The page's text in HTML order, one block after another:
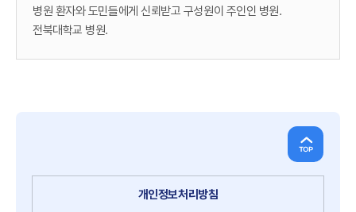
병원 환자와 도민들에게 신뢰받고 구성원이 주인인 병원.
전북대학교 병원.
전북권역응급의료센터 지정, 2010년 국내 최초 가상수술시스템
개발, 2016년 의료기기중개임상시험지원센터 개소, 2021년
의료데이터중심병원 선정 등, 2022년 4차 산업쳑명 스마트
혁신형미래의료연구센터 개소, 2024년 4세대 로봇수술장비
개인정보처리방침